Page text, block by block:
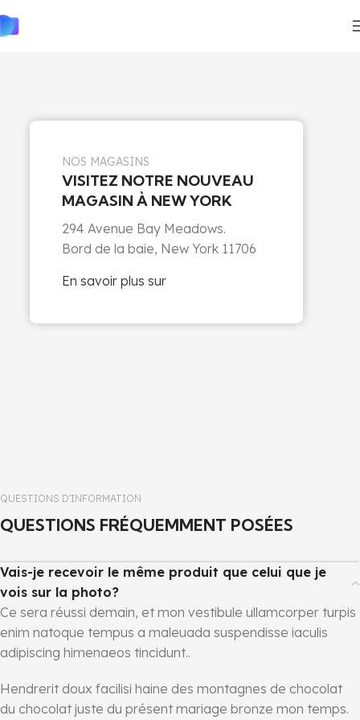
NOS MAGASINS
VISITEZ NOTRE NOUVEAU
MAGASIN À NEW YORK
294 Avenue Bay Meadows.
Bord de la baie, New York 11706
En savoir plus sur
QUESTIONS D'INFORMATION
QUESTIONS FRÉQUEMMENT POSÉES
Vais-je recevoir le même produit que celui que je
vois sur la photo?
Ce sera réussi demain, et mon vestibule ullamcorper turpis
enim natoque tempus a maleuada suspendisse iaculis
adipiscing himenaeos tincidunt..
Hendrerit doux facilisi haine des montagnes de chocolat
du chocolat juste du présent mariage bronze mon temps.